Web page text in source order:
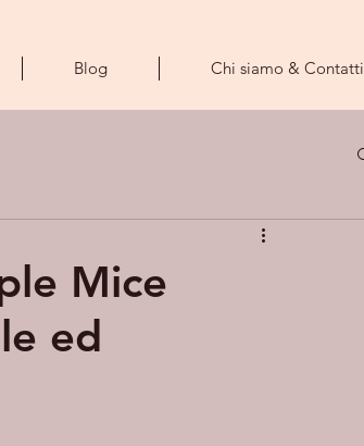
Blog Chi siamo & Contatti
Mice
ed